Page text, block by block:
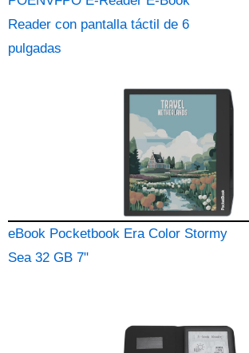
Reader con pantalla táctil de 6
pulgadas
eBook Pocketbook Era Color Stormy
Sea 32 GB 7"